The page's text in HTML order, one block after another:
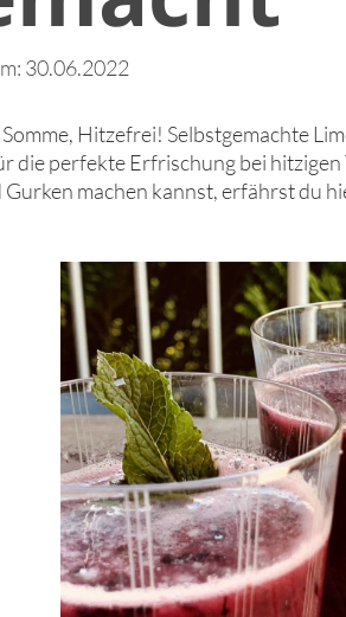
30.06.2022
Somme, Hitzefrei! Selbstgemachte
die perfekte Erfrischung bei hitzigen
Gurken machen kannst, erfährst du